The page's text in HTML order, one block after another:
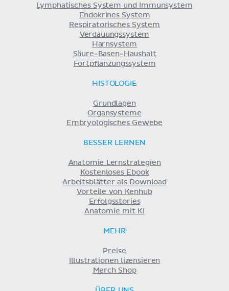
Lymphatisches System und Immunsystem
Endokrines System
Respiratorisches System
Verdauungssystem
Harnsystem
Säure-Basen-Haushalt
Fortpflanzungssystem
HISTOLOGIE
Grundlagen
Organsysteme
Embryologisches Gewebe
BESSER LERNEN
Anatomie Lernstrategien
Kostenloses Ebook
Arbeitsblätter als Download
Vorteile von Kenhub
Erfolgsstories
Anatomie mit KI
MEHR
Preise
Illustrationen lizensieren
Merch Shop